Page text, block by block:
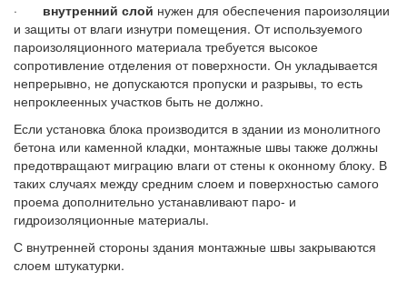
· внутренний слой нужен для обеспечения пароизоляции
и защиты от влаги изнутри помещения. От используемого
пароизоляционного материала требуется высокое
сопротивление отделения от поверхности. Он укладывается
непрерывно, не допускаются пропуски и разрывы, то есть
непроклеенных участков быть не должно.
Если установка блока производится в здании из монолитного
бетона или каменной кладки, монтажные швы также должны
предотвращают миграцию влаги от стены к оконному блоку. В
таких случаях между средним слоем и поверхностью самого
проема дополнительно устанавливают паро- и
гидроизоляционные материалы.
С внутренней стороны здания монтажные швы закрываются
слоем штукатурки.